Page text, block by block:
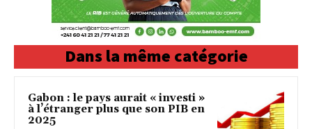
Dans la même catégorie
Gabon : le pays aurait « investi »
à l’étranger plus que son PIB en
2025